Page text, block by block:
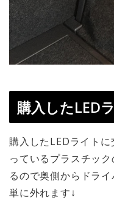
購入したLED
購入したLEDライト
っているプラスチッ
るので奥側からドラ
単に外れます↓